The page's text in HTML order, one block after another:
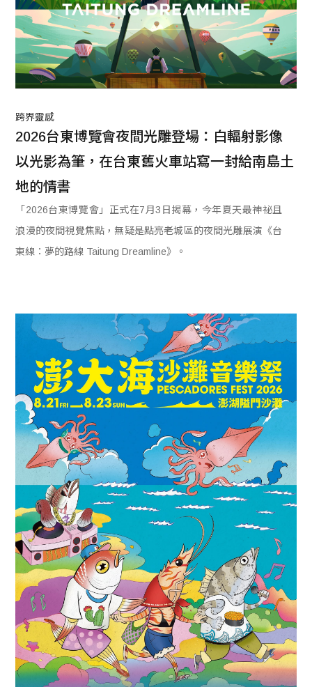
跨界靈感
2026台東博覽會夜間光雕登場：白輻射影像
以光影為筆，在台東舊火車站寫一封給南島土
地的情書
「2026台東博覽會」正式在7月3日揭幕，今年夏天最神祕且
浪漫的夜間視覺焦點，無疑是點亮老城區的夜間光雕展演《台
東線：夢的路線 Taitung Dreamline》。